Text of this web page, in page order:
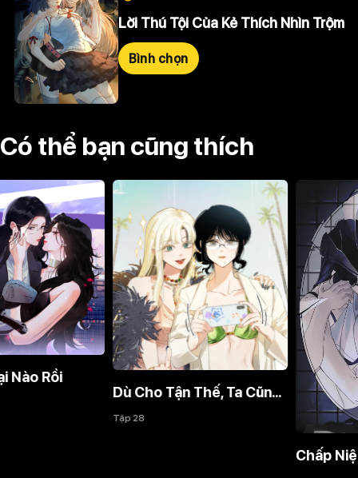
Lời Thú Tội Của Kẻ Thích Nhìn Trộm
Bình chọn
Có thể bạn cũng thích
Dù Cho Tận Thế, Ta Cũng Không Thích Ngươi!